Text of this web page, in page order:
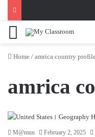
Menu
Home / amrica country
amrica
M@mun February 2, 2025